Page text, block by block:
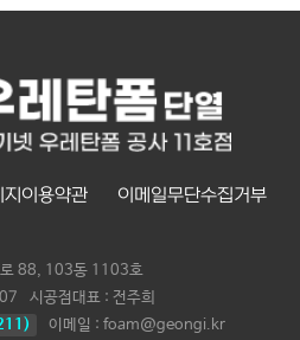
지이용약관 이메일무단수집거부
로 88, 103동 1103호
시공점대표 : 전주희
이메일 : foam@geongi.kr